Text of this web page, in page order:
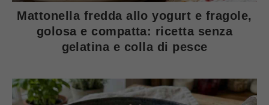
Mattonella fredda allo yogurt e fragole,
golosa e compatta: ricetta senza
gelatina e colla di pesce